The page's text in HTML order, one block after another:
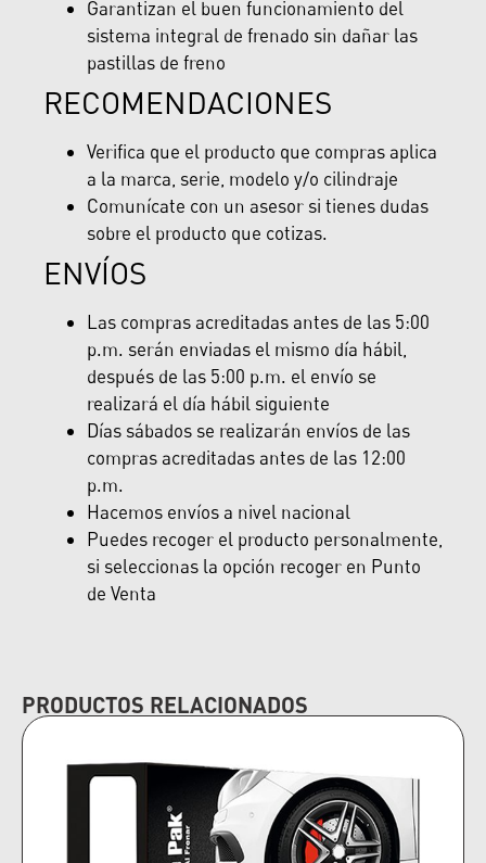
Garantizan el buen funcionamiento del
sistema integral de frenado sin dañar las
pastillas de freno
RECOMENDACIONES
Verifica que el producto que compras aplica
a la marca, serie, modelo y/o cilindraje
Comunícate con un asesor si tienes dudas
sobre el producto que cotizas.
ENVÍOS
Las compras acreditadas antes de las 5:00
p.m. serán enviadas el mismo día hábil,
después de las 5:00 p.m. el envío se
realizará el día hábil siguiente
Días sábados se realizarán envíos de las
compras acreditadas antes de las 12:00
p.m.
Hacemos envíos a nivel nacional
Puedes recoger el producto personalmente,
si seleccionas la opción recoger en Punto
de Venta
PRODUCTOS RELACIONADOS